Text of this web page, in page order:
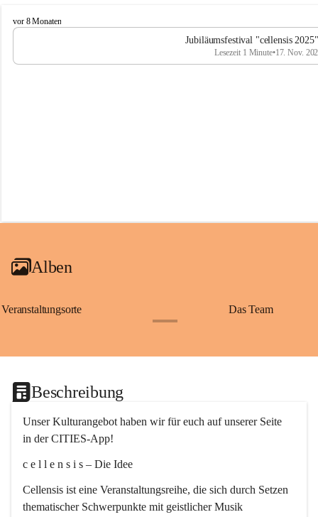
C
e
l
vor 8 Monaten
Jubiläumsfestival "cellensis
Lesezeit 1 Minute•17. Nov.
Alben
Veranstaltungsorte Das Team
Beschreibung
Unser Kulturangebot haben wir für euch auf unserer Seite
in der CITIES-App!
c e l l e n s i s – Die Idee
Cellensis ist eine Veranstaltungsreihe, die sich durch Setzen
thematischer Schwerpunkte mit geistlicher Musik